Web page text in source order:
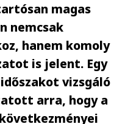
magas
nemcsak
hanem komoly
is jelent. Egy
vizsgáló
arra, hogy a